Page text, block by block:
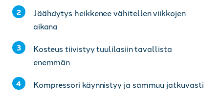
Jäähdytys heikkenee vähitellen viikkojen
aikana
Kosteus tiivistyy tuulilasiin tavallista
enemmän
Kompressori käynnistyy ja sammuu jatkuvasti